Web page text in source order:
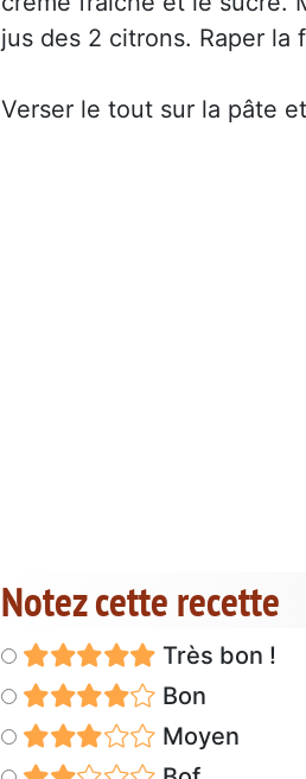
jus des 2 citrons. Raper la
Verser le tout sur la pâte
Notez cette recette
Très bon !
Bon
Moyen